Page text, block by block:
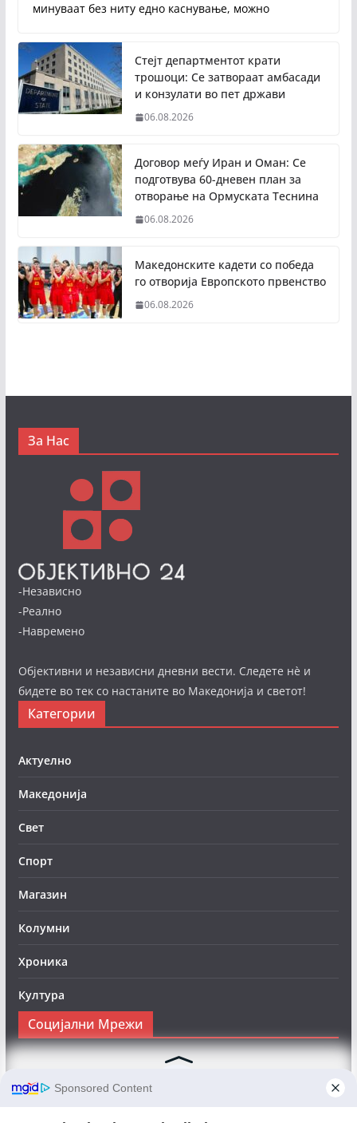
минуваат без ниту едно каснување, можно
Стејт департментот крати
трошоци: Се затвораат амбасади
и конзулати во пет држави
06.08.2026
Договор меѓу Иран и Оман: Се
подготвува 60-дневен план за
отворање на Ормуската Теснина
06.08.2026
Македонските кадети со победа
го отворија Европското првенство
06.08.2026
За Нас
-Независно
-Реално
-Навремено
Објективни и независни дневни вести. Следете нè и
бидете во тек со настаните во Македонија и светот!
Категории
Актуелно
Македонија
Свет
Спорт
Магазин
Колумни
Хроника
Култура
Социјални Мрежи